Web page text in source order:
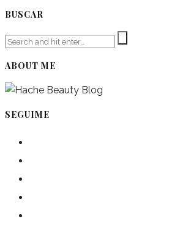
BUSCAR
ABOUT ME
SEGUIME